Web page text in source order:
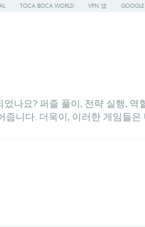
TOCA BOCA WORLD VPN 앱 GOOGLE
나요? 퍼즐 풀이, 전략 실행,
줍니다. 더욱이, 이러한 게임들